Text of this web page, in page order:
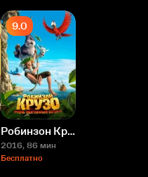
9.0
Робинзон Крузо: Очень обитаемый остров
2016, 86 мин
Бесплатно